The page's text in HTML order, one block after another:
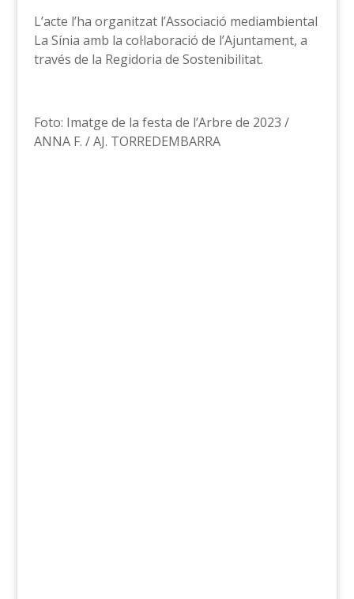
L’acte l’ha organitzat l’Associació mediambiental
La Sínia amb la col·laboració de l’Ajuntament, a
través de la Regidoria de Sostenibilitat.
Foto: Imatge de la festa de l’Arbre de 2023 /
ANNA F. / AJ. TORREDEMBARRA